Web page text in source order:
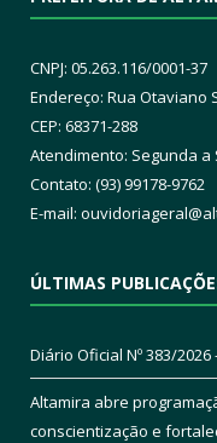
CNPJ: 05.263.116/0001-37
Endereço: Rua Otaviano
CEP: 68371-288
Atendimento: Segunda a
Contato: (93) 99178-9762
E-mail:
ÚLTIMAS
Diário Oficial Nº 383/2026
Altamira abre
conscientização e